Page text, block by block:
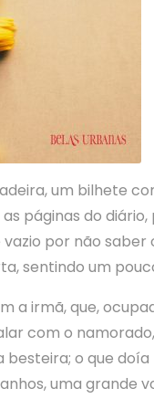
um bilhete
páginas do
por não saber
sentindo um
a irmã, que,
com o
besteira; o que
uma grande